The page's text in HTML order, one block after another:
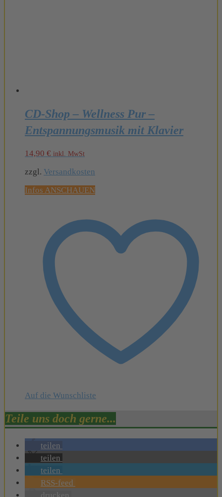
CD-Shop – Wellness Pur –
Entspannungsmusik mit Klavier
14,90 € inkl. MwSt
zzgl. Versandkosten
Infos ANSCHAUEN
Auf die Wunschliste
Teile uns doch gerne...
teilen
teilen
teilen
RSS-feed
drucken